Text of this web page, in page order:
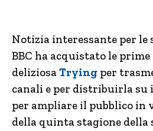
Notizia interessante per le
BBC ha acquistato le
deliziosaTrying per
canali e per distribuirla su
per ampliare il pubblico in
della quinta stagione della